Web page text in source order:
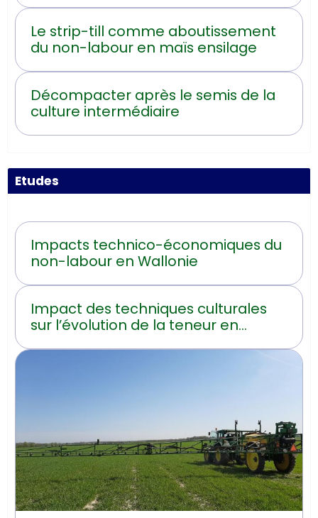
Le strip-till comme aboutissement
du non-labour en maïs ensilage
Décompacter après le semis de la
culture intermédiaire
Etudes
Impacts technico-économiques du
non-labour en Wallonie
Impact des techniques culturales
sur l’évolution de la teneur en